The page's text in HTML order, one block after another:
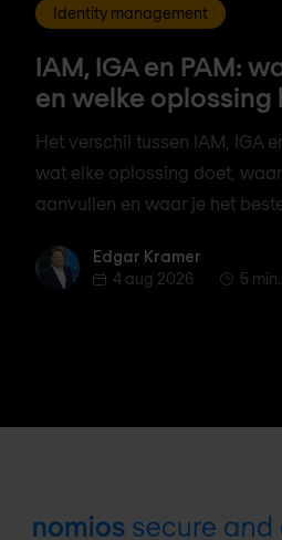
Identity management
IAM, IGA en PAM:
en welke oplossing
Het verschil tussen IAM, IGA
wat elke oplossing doet,
aanvullen en waar je het
Edgar KramerEdgar Kramer
4 aug 2026
5
Footer